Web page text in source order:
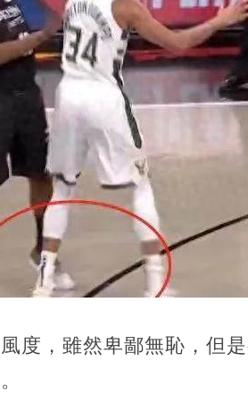
度，雖然卑鄙無恥，但